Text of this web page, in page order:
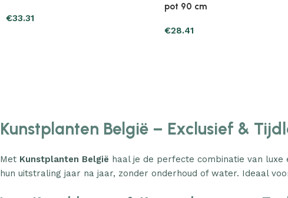
lavendel 30 cm
Kunstbuxussenset
€60.75
Kunstplanten België – Exclusief &
Met Kunstplanten België haal je de perfecte combinatie van luxe
hun uitstraling jaar na jaar, zonder onderhoud of water. Ideaal